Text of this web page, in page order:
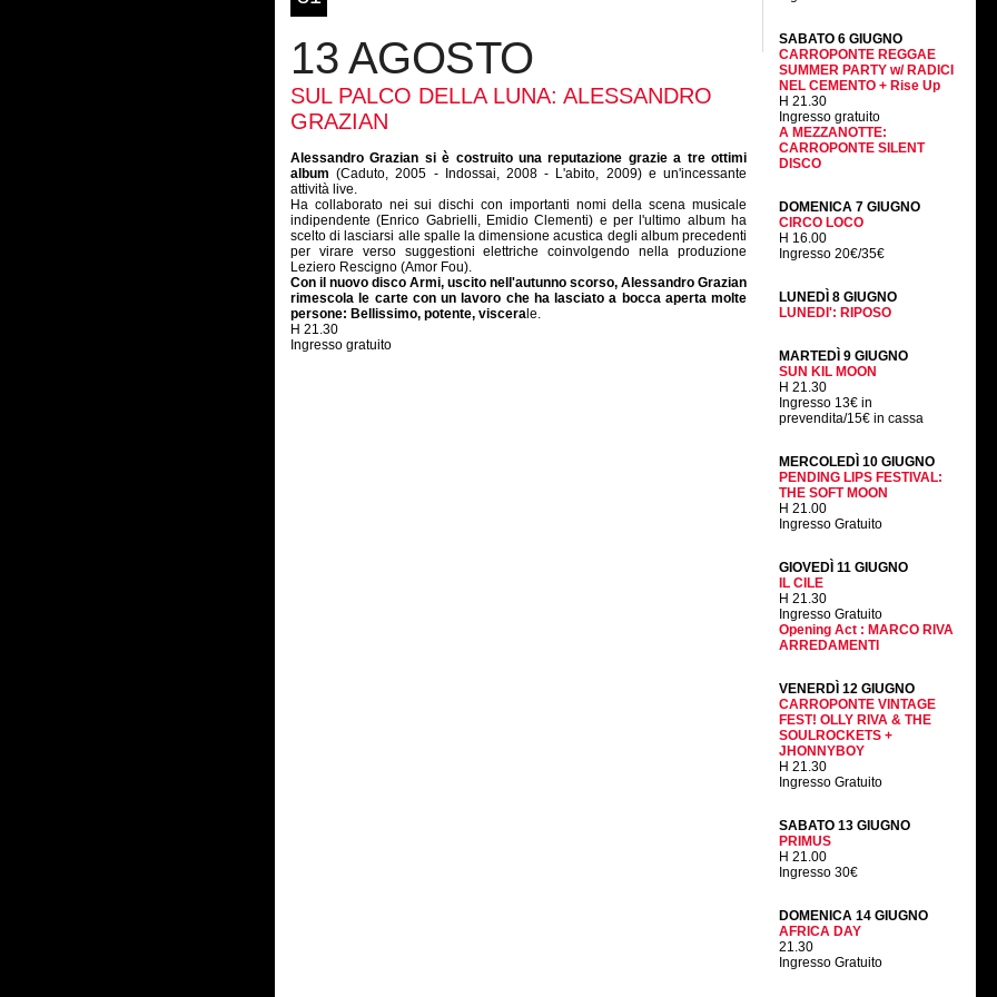
13 AGOSTO
SUL PALCO DELLA LUNA: ALESSANDRO
GRAZIAN
Alessandro Grazian si è costruito una reputazione grazie a tre ottimi
album (Caduto, 2005 - Indossai, 2008 - L'abito, 2009) e un'incessante
attività live.
Ha collaborato nei sui dischi con importanti nomi della scena musicale
indipendente (Enrico Gabrielli, Emidio Clementi) e per l'ultimo album ha
scelto di lasciarsi alle spalle la dimensione acustica degli album precedenti
per virare verso suggestioni elettriche coinvolgendo nella produzione
Leziero Rescigno (Amor Fou).
Con il nuovo disco Armi, uscito nell'autunno scorso, Alessandro Grazian
rimescola le carte con un lavoro che ha lasciato a bocca aperta molte
persone: Bellissimo, potente, viscera le.
H 21.30
Ingresso gratuito
SABATO 6 GIUGNO
CARROPONTE REGGAE
SUMMER PARTY w/ RADICI
NEL CEMENTO + Rise Up
H 21.30
Ingresso gratuito
A MEZZANOTTE:
CARROPONTE SILENT
DISCO
DOMENICA 7 GIUGNO
CIRCO LOCO
H 16.00
Ingresso 20€/35€
LUNEDÌ 8 GIUGNO
LUNEDI': RIPOSO
MARTEDÌ 9 GIUGNO
SUN KIL MOON
H 21.30
Ingresso 13€ in
prevendita/15€ in cassa
MERCOLEDÌ 10 GIUGNO
PENDING LIPS FESTIVAL:
THE SOFT MOON
H 21.00
Ingresso Gratuito
GIOVEDÌ 11 GIUGNO
IL CILE
H 21.30
Ingresso Gratuito
Opening Act : MARCO RIVA
ARREDAMENTI
VENERDÌ 12 GIUGNO
CARROPONTE VINTAGE
FEST! OLLY RIVA & THE
SOULROCKETS +
JHONNYBOY
H 21.30
Ingresso Gratuito
SABATO 13 GIUGNO
PRIMUS
H 21.00
Ingresso 30€
DOMENICA 14 GIUGNO
AFRICA DAY
21.30
Ingresso Gratuito